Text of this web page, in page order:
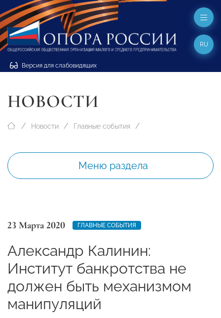
Версия для слабовидящих
RU
НОВОСТИ
Новости Главные события
Меню раздела
23 Марта 2020 ГЛАВНЫЕ СОБЫТИЯ
Александр Калинин:
Институт банкротства не
должен быть механизмом
манипуляций